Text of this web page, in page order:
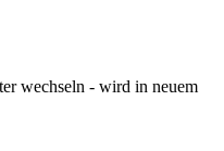
wechseln - wird in neuem